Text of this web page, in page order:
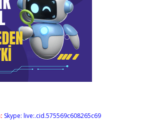
Skype: live:.cid.575569c608265c69